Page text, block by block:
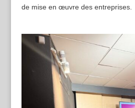
de mise en œuvre des entreprises.